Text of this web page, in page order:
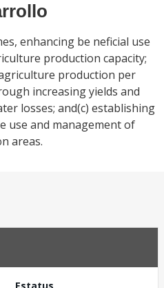
enhancing be neficial use
production capacity;
production per
increasing yields and
losses; and(c) establishing
use and management of
areas.